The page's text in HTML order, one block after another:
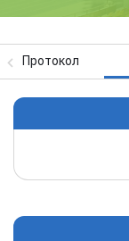
Протокол